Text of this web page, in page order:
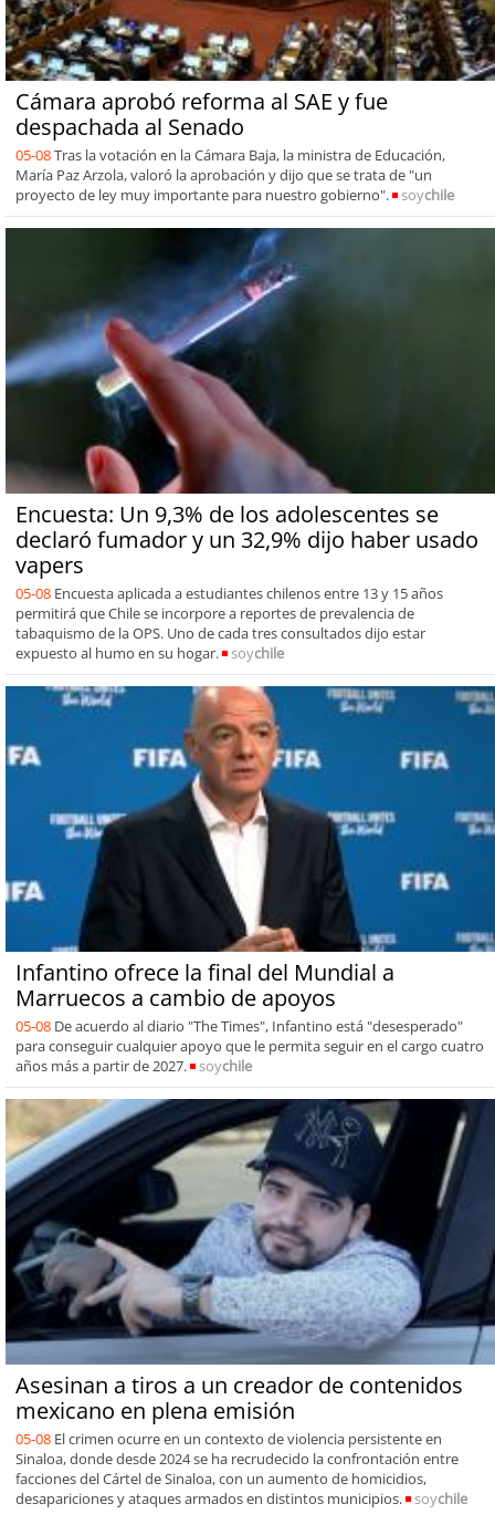
Cámara aprobó reforma al SAE y fue
despachada al Senado
05-08Tras la votación en la Cámara Baja, la ministra de Educación,
María Paz Arzola, valoró la aprobación y dijo que se trata de "un
proyecto de ley muy importante para nuestro gobierno".
soychile
Encuesta: Un 9,3% de los adolescentes se
declaró fumador y un 32,9% dijo haber usado
vapers
05-08 Encuesta aplicada a estudiantes chilenos entre 13 y 15 años
permitirá que Chile se incorpore a reportes de prevalencia de
tabaquismo de la OPS. Uno de cada tres consultados dijo estar
expuesto al humo en su hogar.
soychile
Infantino ofrece la final del Mundial a
Marruecos a cambio de apoyos
05-08 De acuerdo al diario "The Times", Infantino está "desesperado"
para conseguir cualquier apoyo que le permita seguir en el cargo cuatro
años más a partir de 2027.
soychile
Asesinan a tiros a un creador de contenidos
mexicano en plena emisión
05-08 El crimen ocurre en un contexto de violencia persistente en
Sinaloa, donde desde 2024 se ha recrudecido la confrontación entre
facciones del Cártel de Sinaloa, con un aumento de homicidios,
desapariciones y ataques armados en distintos municipios.
soychile